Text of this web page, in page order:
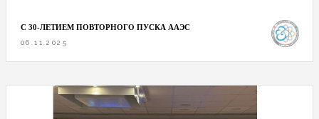
С 30-ЛЕТИЕМ ПОВТОРНОГО ПУСКА ААЭС
06.11.2025